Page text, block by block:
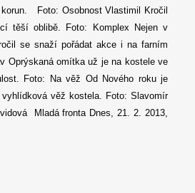
Foto: Osobnost Vlastimil Kročil
těší oblibě. Foto: Komplex Nejen v
se snaží pořádat akce i na farním
Oprýskaná omítka už je na kostele ve
Foto: Na věž Od Nového roku je
věž kostela. Foto: Slavomír
Mladá fronta Dnes, 21. 2. 2013,